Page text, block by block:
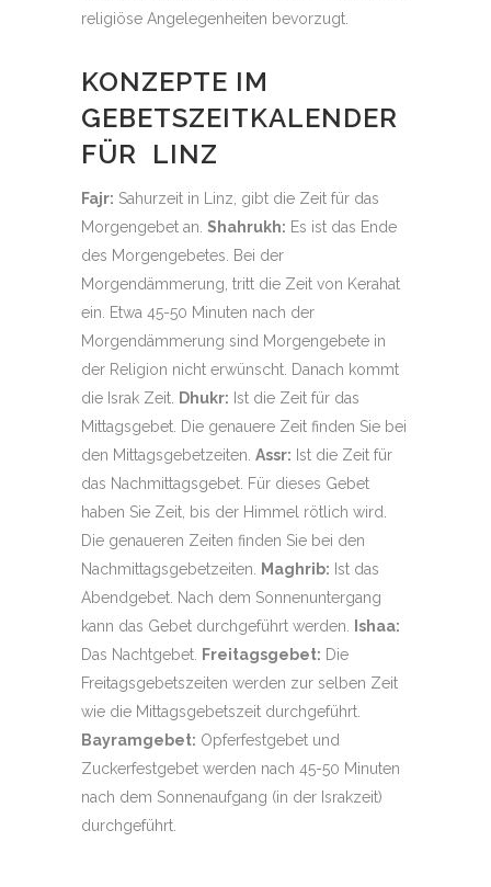
religiöse Angelegenheiten bevorzugt.
KONZEPTE IM
GEBETSZEITKALENDER
FÜR LINZ
Fajr: Sahurzeit in Linz, gibt die Zeit für das
Morgengebet an. Shahrukh: Es ist das Ende
des Morgengebetes. Bei der
Morgendämmerung, tritt die Zeit von Kerahat
ein. Etwa 45-50 Minuten nach der
Morgendämmerung sind Morgengebete in
der Religion nicht erwünscht. Danach kommt
die Israk Zeit.
Dhukr: Ist die Zeit für das
Mittagsgebet. Die genauere Zeit finden Sie bei
den Mittagsgebetzeiten. Assr: Ist die Zeit für
das Nachmittagsgebet. Für dieses Gebet
haben Sie Zeit, bis der Himmel rötlich wird.
Die genaueren Zeiten finden Sie bei den
Nachmittagsgebetzeiten.
Maghrib: Ist das
Abendgebet. Nach dem Sonnenuntergang
kann das Gebet durchgeführt werden.
Ishaa:
Das Nachtgebet.
Freitagsgebet: Die
Freitagsgebetszeiten werden zur selben Zeit
wie die Mittagsgebetszeit durchgeführt.
Bayramgebet: Opferfestgebet und
Zuckerfestgebet werden nach 45-50 Minuten
nach dem Sonnenaufgang (in der Israkzeit)
durchgeführt.